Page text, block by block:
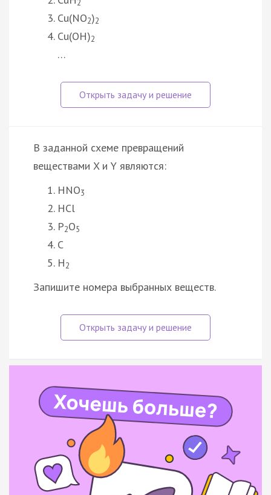
2
Cu(NO2)2
Cu(OH)2
…
В заданной схеме превращений
веществами X и Y являются:
HNO3
HCl
P2O5
C
H2
Запишите номера выбранных веществ.